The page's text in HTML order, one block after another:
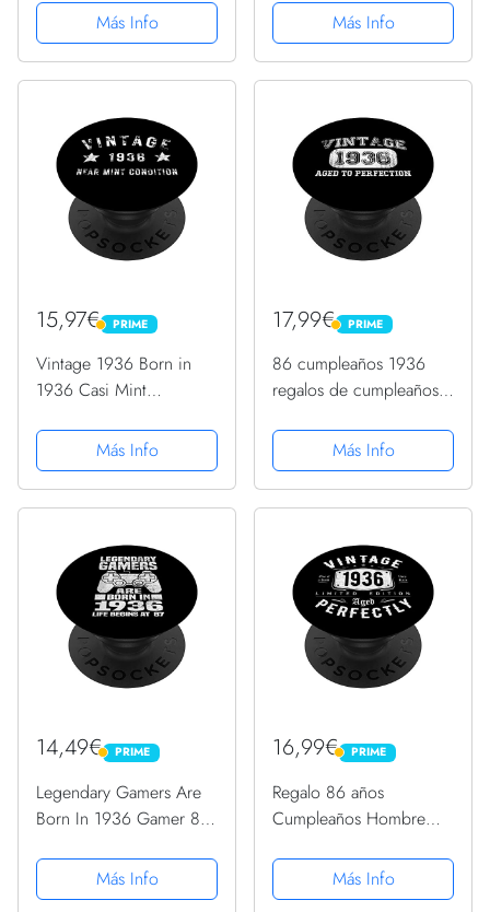
cumpleaños PopSockets
PopGrip Intercambiable
Más Info
cumpleaños 87 años
PopSockets PopGrip
Intercambiable
Más Info
15,97€ PRIME
PRIME
Vintage 1936 Born in
1936 Casi Mint
PopSockets PopGrip
Intercambiable
Más Info
17,99€ PRIME
PRIME
86 cumpleaños 1936
regalos de cumpleaños
cumpleaños PopSockets
PopGrip Intercambiable
Más Info
14,49€ PRIME
PRIME
Legendary Gamers Are
Born In 1936 Gamer 87
PopSockets PopGrip
Intercambiable
Más Info
16,99€ PRIME
PRIME
Regalo 86 años
Cumpleaños Hombre
PopSockets PopGrip
Intercambiable
Más Info